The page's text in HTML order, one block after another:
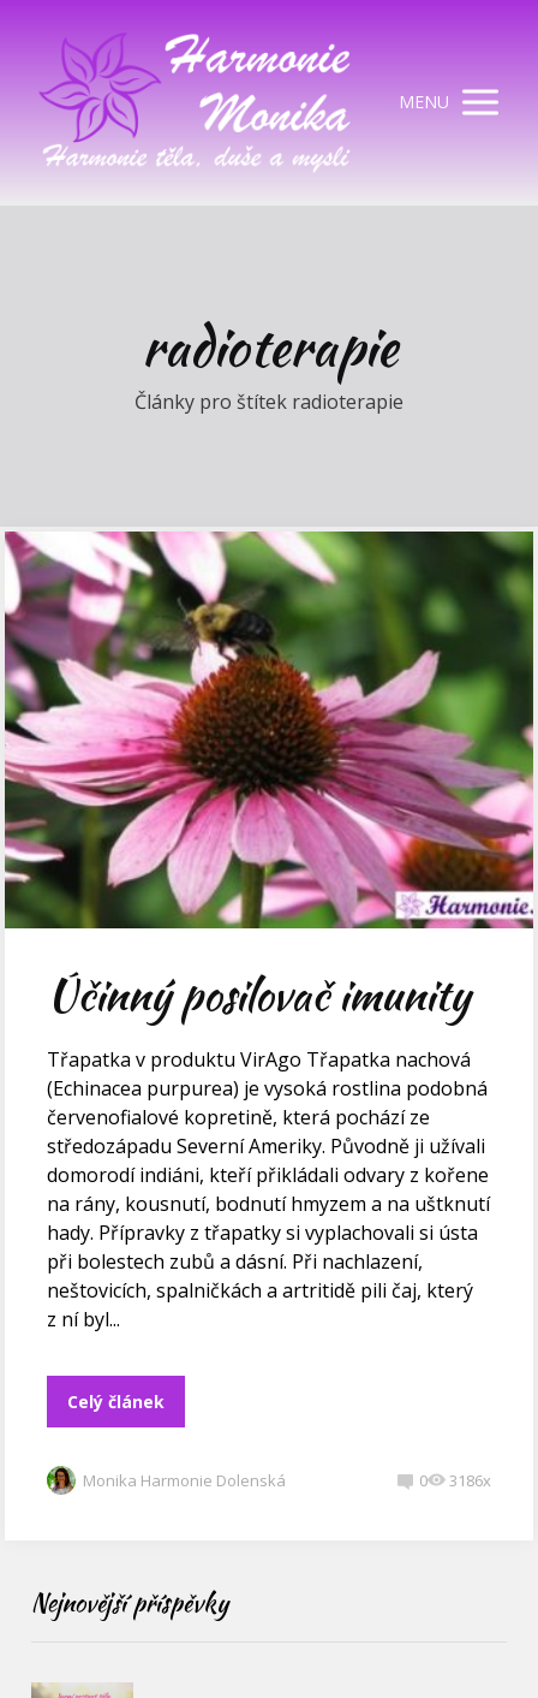
MENU
radioterapie
Články pro štítek radioterapie
Účinný posilovač imunity
Třapatka v produktu VirAgo Třapatka nachová
(Echinacea purpurea) je vysoká rostlina podobná
červenofialové kopretině, která pochází ze
středozápadu Severní Ameriky. Původně ji užívali
domorodí indiáni, kteří přikládali odvary z kořene
na rány, kousnutí, bodnutí hmyzem a na uštknutí
hady. Přípravky z třapatky si vyplachovali si ústa
při bolestech zubů a dásní. Při nachlazení,
neštovicích, spalničkách a artritidě pili čaj, který
z ní byl...
Celý článek
Monika Harmonie Dolenská 0 3186x
Nejnovější příspěvky